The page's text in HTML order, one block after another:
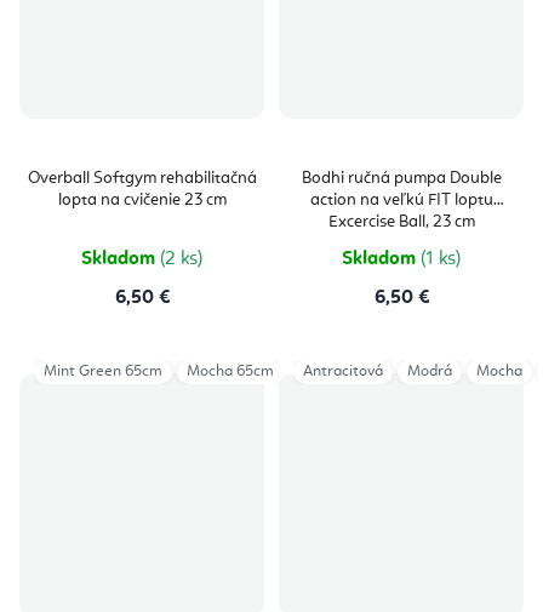
Overball Softgym rehabilitačná
lopta na cvičenie 23 cm
Skladom (2 ks)
6,50 €
Bodhi ručná pumpa Double
action na veľkú FIT loptu
Excercise Ball, 23 cm
Skladom (1 ks)
6,50 €
Mint Green 65cm Mocha 65cm Soft Pink 65cm Grey 65cm
Antracitová Modrá Mocha